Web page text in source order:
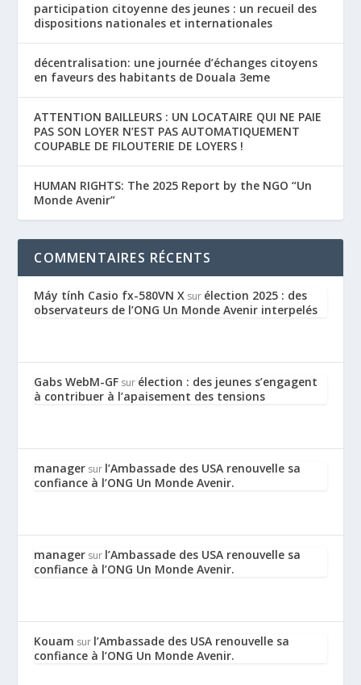
participation citoyenne des jeunes : un recueil des
dispositions nationales et internationales
décentralisation: une journée d’échanges citoyens
en faveurs des habitants de Douala 3eme
ATTENTION BAILLEURS : UN LOCATAIRE QUI NE PAIE
PAS SON LOYER N’EST PAS AUTOMATIQUEMENT
COUPABLE DE FILOUTERIE DE LOYERS !
HUMAN RIGHTS: The 2025 Report by the NGO “Un
Monde Avenir”
COMMENTAIRES RÉCENTS
Máy tính Casio fx-580VN X sur élection 2025 : des
observateurs de l’ONG Un Monde Avenir interpelés
Gabs WebM-GF sur élection : des jeunes s’engagent
à contribuer à l’apaisement des tensions
manager sur l’Ambassade des USA renouvelle sa
confiance à l’ONG Un Monde Avenir.
manager sur l’Ambassade des USA renouvelle sa
confiance à l’ONG Un Monde Avenir.
Kouam sur l’Ambassade des USA renouvelle sa
confiance à l’ONG Un Monde Avenir.